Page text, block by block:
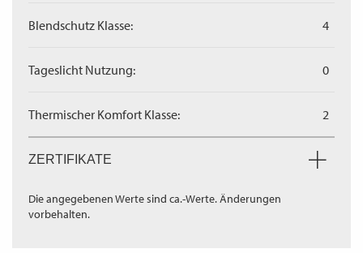
Blendschutz Klasse: 4
Tageslicht Nutzung: 0
Thermischer Komfort Klasse: 2
ZERTIFIKATE
Die angegebenen Werte sind ca.-Werte. Änderungen
vorbehalten.